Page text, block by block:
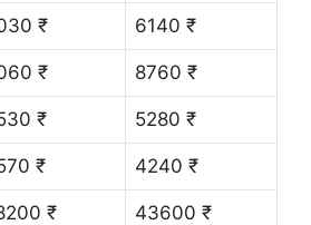
₹ 6140 ₹
₹ 8760 ₹
₹ 5280 ₹
₹ 4240 ₹
₹ 43600 ₹